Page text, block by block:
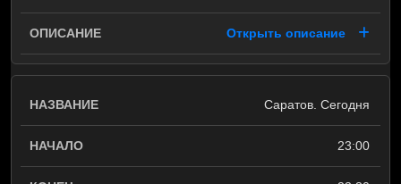
Открыть описание
Саратов. Сегодня
23:00